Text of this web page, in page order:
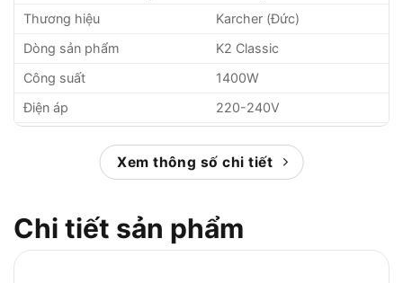
Thương hiệu
Karcher (Đức)
Dòng sản phẩm
K2 Classic
Công suất
1400W
Điện áp
220-240V
Lưu lượng nước
360 lít/giờ (khoảng 6
lít/phút)
Nhiệt độ nước đầu vào tối đa
40°C
Loại động cơ
Mô tơ chổi than
Xem thông số chi tiết
Chi tiết sản phẩm